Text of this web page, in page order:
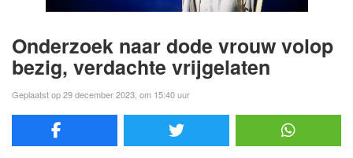
Onderzoek naar dode vrouw volop
bezig, verdachte vrijgelaten
Geplaatst op 29 december 2023, om 15:40 uur